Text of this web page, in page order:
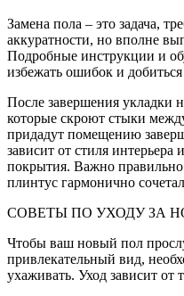
Замена пола – это задача,
аккуратности, но вполне
Подробные инструкции и
избежать ошибок и добиться
После завершения укладки
которые скроют стыки
придадут помещению
зависит от стиля интерьера
покрытия. Важно правильно
плинтус гармонично
СОВЕТЫ ПО УХОДУ ЗА
Чтобы ваш новый пол
привлекательный вид,
ухаживать. Уход зависит от